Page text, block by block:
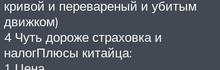
кривой и перевареный и убитым
движком)
4 Чуть дороже страховка и
налогПлюсы китайца: